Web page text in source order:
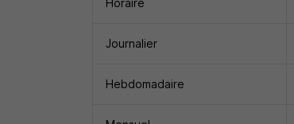
Horaire
Journalier
Hebdomadaire